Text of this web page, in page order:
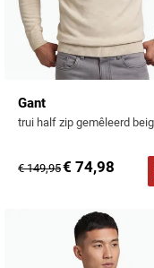
Gant
€ 149,95€ 74,98